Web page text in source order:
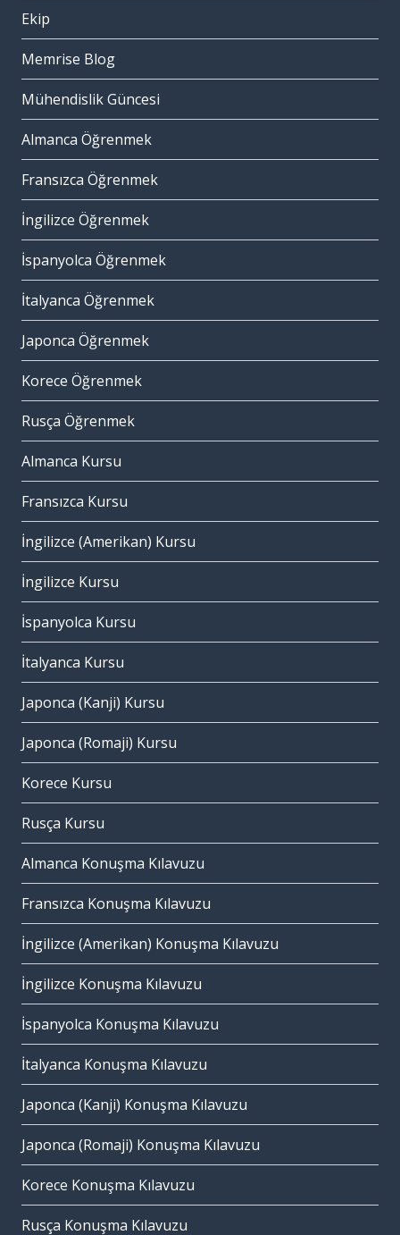
Ekip
Memrise Blog
Mühendislik Güncesi
Almanca Öğrenmek
Fransızca Öğrenmek
İngilizce Öğrenmek
İspanyolca Öğrenmek
İtalyanca Öğrenmek
Japonca Öğrenmek
Korece Öğrenmek
Rusça Öğrenmek
Almanca Kursu
Fransızca Kursu
İngilizce (Amerikan) Kursu
İngilizce Kursu
İspanyolca Kursu
İtalyanca Kursu
Japonca (Kanji) Kursu
Japonca (Romaji) Kursu
Korece Kursu
Rusça Kursu
Almanca Konuşma Kılavuzu
Fransızca Konuşma Kılavuzu
İngilizce (Amerikan) Konuşma Kılavuzu
İngilizce Konuşma Kılavuzu
İspanyolca Konuşma Kılavuzu
İtalyanca Konuşma Kılavuzu
Japonca (Kanji) Konuşma Kılavuzu
Japonca (Romaji) Konuşma Kılavuzu
Korece Konuşma Kılavuzu
Rusça Konuşma Kılavuzu